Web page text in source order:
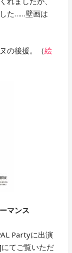
た……壁画は
の後援。（絵
マンス
Partyに出演
てご覧いただ